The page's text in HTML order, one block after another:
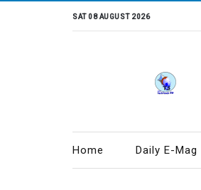
SAT 08 AUGUST 2026
Home Daily E-Mag